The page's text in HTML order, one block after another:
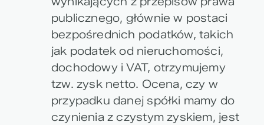
publicznego, głównie w postaci
bezpośrednich podatków, takich
jak podatek od nieruchomości,
dochodowy i VAT, otrzymujemy
tzw. zysk netto. Ocena, czy w
przypadku danej spółki mamy do
czynienia z czystym zyskiem, jest